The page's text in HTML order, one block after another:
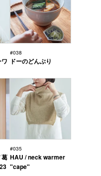
#038
ドーのどんぶり
#035
HAU / neck warmer
"cape"